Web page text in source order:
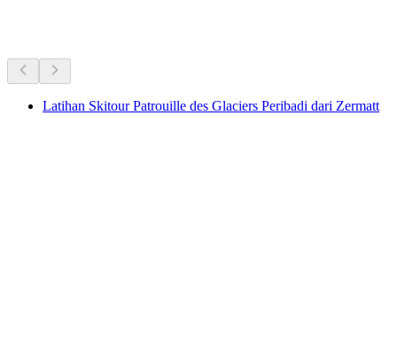
Latihan Skitour Patrouille des Glaciers Peribadi dari Zermatt